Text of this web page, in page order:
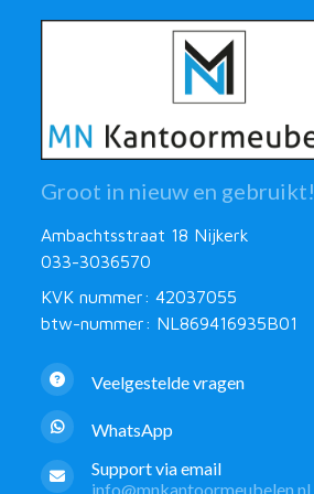
Groot in nieuw en gebruikt!
Ambachtsstraat 18 Nijkerk
033-3036570
KVK nummer: 42037055
btw-nummer: NL869416935B01
Veelgestelde vragen
WhatsApp
Support via email
info@mnkantoormeubelen.nl